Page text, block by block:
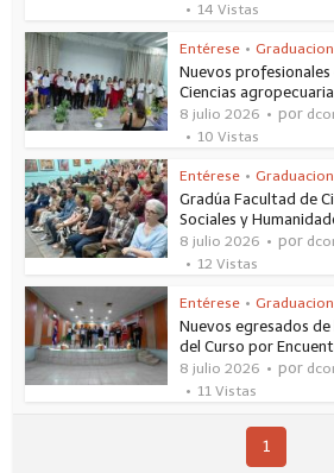
14 Vistas
Entérese •
Nuevos profesionales
Ciencias
8 julio 2026 por
10 Vistas
Entérese •
Gradúa Facultad de
Sociales y
8 julio 2026 por
12 Vistas
Entérese •
Nuevos egresados de
del Curso por
8 julio 2026 por
11 Vistas
1